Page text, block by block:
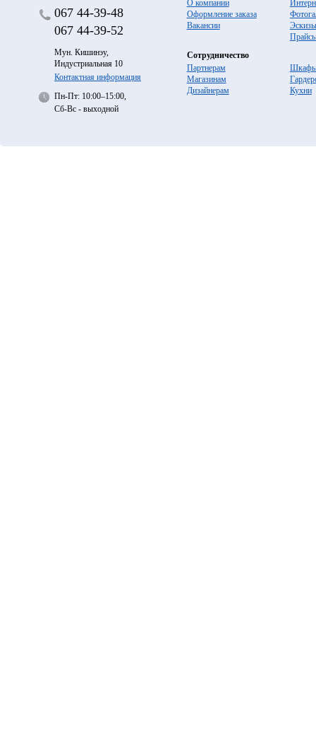
067 44-39-48
067 44-39-52
Мун. Кишинэу,
Индустриальная 10
Контактная информация
Пн-Пт: 10:00–15:00,
Сб-Вс - выходной
О компании
Оформление заказа
Вакансии
Эскизы
Сотрудничество
Партнерам
Магазинам
Дизайнерам
Кухни